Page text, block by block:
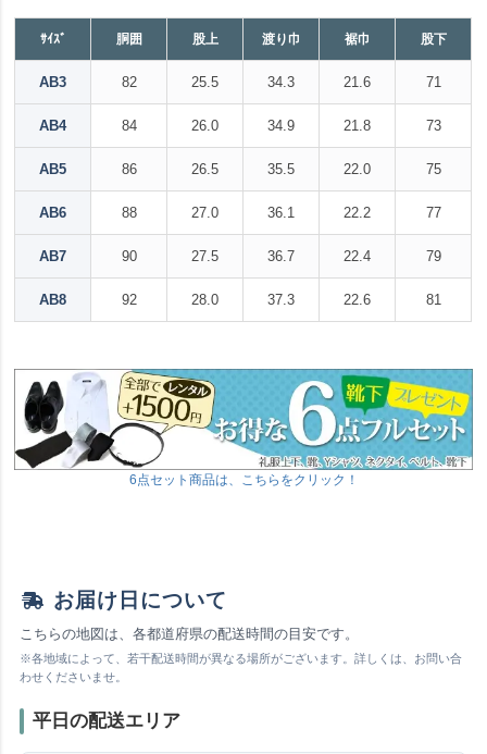
ｻｲｽﾞ 胴囲 股上 渡り巾 裾巾 股下
AB3 82 25.5 34.3 21.6 71
AB4 84 26.0 34.9 21.8 73
AB5 86 26.5 35.5 22.0 75
AB6 88 27.0 36.1 22.2 77
AB7 90 27.5 36.7 22.4 79
AB8 92 28.0 37.3 22.6 81
6点セット商品は、こちらをクリック！
お届け日について
こちらの地図は、各都道府県の配送時間の目安です。
※各地域によって、若干配送時間が異なる場所がございます。詳しくは、お問い合
わせくださいませ。
平日の配送エリア